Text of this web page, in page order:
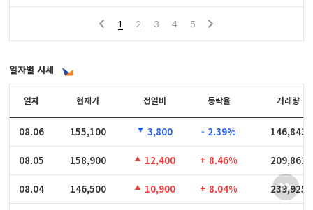
1 2 3 4 5
일자별 시세
일자
08.06
08.05
08.04
일자 현재가 전일비 등락율 거래량
08.06 155,100 3,800 - 2.39% 146,843
08.05 158,900 12,400 + 8.46% 209,862
08.04 146,500 10,900 + 8.04% 239,925